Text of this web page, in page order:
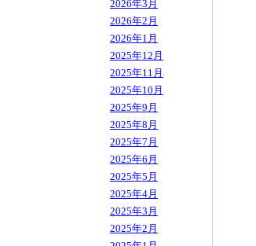
2026年3月
2026年2月
2026年1月
2025年12月
2025年11月
2025年10月
2025年9月
2025年8月
2025年7月
2025年6月
2025年5月
2025年4月
2025年3月
2025年2月